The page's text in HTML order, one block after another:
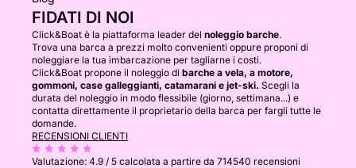
FIDATI DI NOI
Click&Boat è la piattaforma leader del noleggio barche.
Trova una barca a prezzi molto convenienti oppure proponi di
noleggiare la tua imbarcazione per tagliarne i costi.
Click&Boat propone il noleggio di barche a vela, a motore,
gommoni, case galleggianti, catamarani e jet-ski. Scegli la
durata del noleggio in modo flessibile (giorno, settimana...) e
contatta direttamente il proprietario della barca per fargli tutte le
domande.
RECENSIONI CLIENTI
Valutazione: 4.9 / 5 calcolata a partire da 714540 recensioni